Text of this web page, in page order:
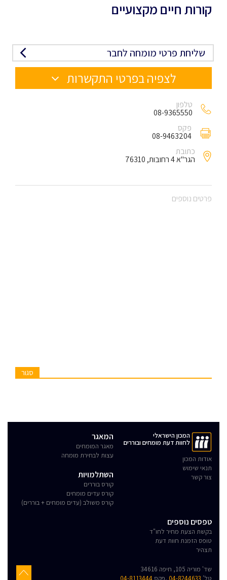
קורות חיים מקצועיים
שליחת פרטי מומחה לחבר
לצפיה בפרטי התקשרות
טלפון
08-9365550
פקס
08-9463204
כתובת
הגר"א 4 רחובות, 76310
פרטים נוספים
סגור
המכון הישראלי
לחוות דעת מומחים ובוררים
אודות המכון
תנאי שימוש
צור קשר
המאגר
מאגר המומחים
עצות לבחירת מומחה
השתלמויות
קורס בוררים
קורס עדים מומחים
קורס משולב (עדים מומחים + בוררים)
טפסים נוספים
בקשת הצעת מחיר לחו"ד
טופס הזמנת חוות דעת
תצהיר
שד' מוריה 105, חיפה 34616
טל' 04-8244633 ,פקס 04-8113444